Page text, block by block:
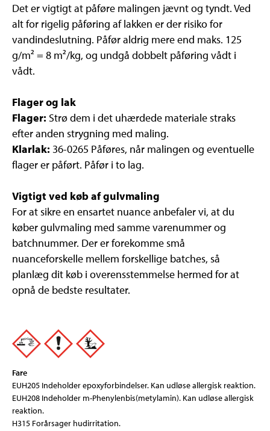
Det er vigtigt at påføre malingen jævnt og tyndt. Ved
alt for rigelig påføring af lakken er der risiko for
vandindeslutning. Påfør aldrig mere end maks. 125
g/m² = 8 m²/kg, og undgå dobbelt påføring vådt i
vådt.
Flager og lak
Flager: Strø dem i det uhærdede materiale straks
efter anden strygning med maling.
Klarlak: 36-0265 Påføres, når malingen og eventuelle
flager er påført. Påfør i to lag.
Vigtigt ved køb af gulvmaling
For at sikre en ensartet nuance anbefaler vi, at du
køber gulvmaling med samme varenummer og
batchnummer. Der er forekomme små
nuanceforskelle mellem forskellige batches, så
planlæg dit køb i overensstemmelse hermed for at
opnå de bedste resultater.
Fare
EUH205 Indeholder epoxyforbindelser. Kan udløse allergisk reaktion.
EUH208 Indeholder m-Phenylenbis(metylamin). Kan udløse allergisk
reaktion.
H315 Forårsager hudirritation.